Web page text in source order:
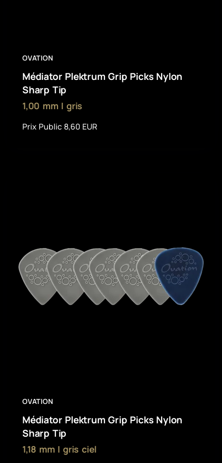
OVATION
Médiator Plektrum Grip Picks Nylon
Sharp Tip
1,00 mm | gris
Prix Public 8,60 EUR
OVATION
Médiator Plektrum Grip Picks Nylon
Sharp Tip
1,18 mm | gris ciel